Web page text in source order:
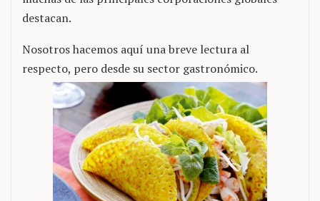
destacan.
Nosotros hacemos aquí una breve lectura al
respecto, pero desde su sector gastronómico.